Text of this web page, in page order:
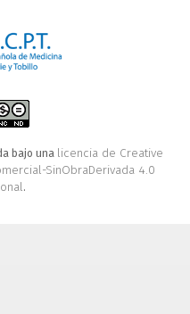
bajo una licencia de Creative
SinObraDerivada 4.0
.